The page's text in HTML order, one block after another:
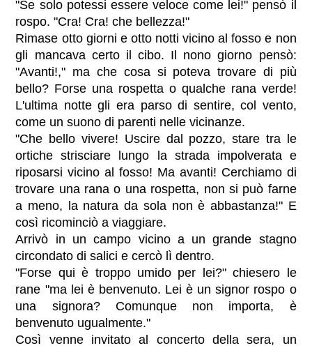
"Se solo potessi essere veloce come lei!" pensò il
rospo. "Cra! Cra! che bellezza!"
Rimase otto giorni e otto notti vicino al fosso e non
gli mancava certo il cibo. Il nono giorno pensò:
"Avanti!," ma che cosa si poteva trovare di più
bello? Forse una rospetta o qualche rana verde!
L'ultima notte gli era parso di sentire, col vento,
come un suono di parenti nelle vicinanze.
"Che bello vivere! Uscire dal pozzo, stare tra le
ortiche strisciare lungo la strada impolverata e
riposarsi vicino al fosso! Ma avanti! Cerchiamo di
trovare una rana o una rospetta, non si può farne
a meno, la natura da sola non è abbastanza!" E
così ricominciò a viaggiare.
Arrivò in un campo vicino a un grande stagno
circondato di salici e cercò lì dentro.
"Forse qui è troppo umido per lei?" chiesero le
rane "ma lei è benvenuto. Lei è un signor rospo o
una signora? Comunque non importa, è
benvenuto ugualmente."
Così venne invitato al concerto della sera, un